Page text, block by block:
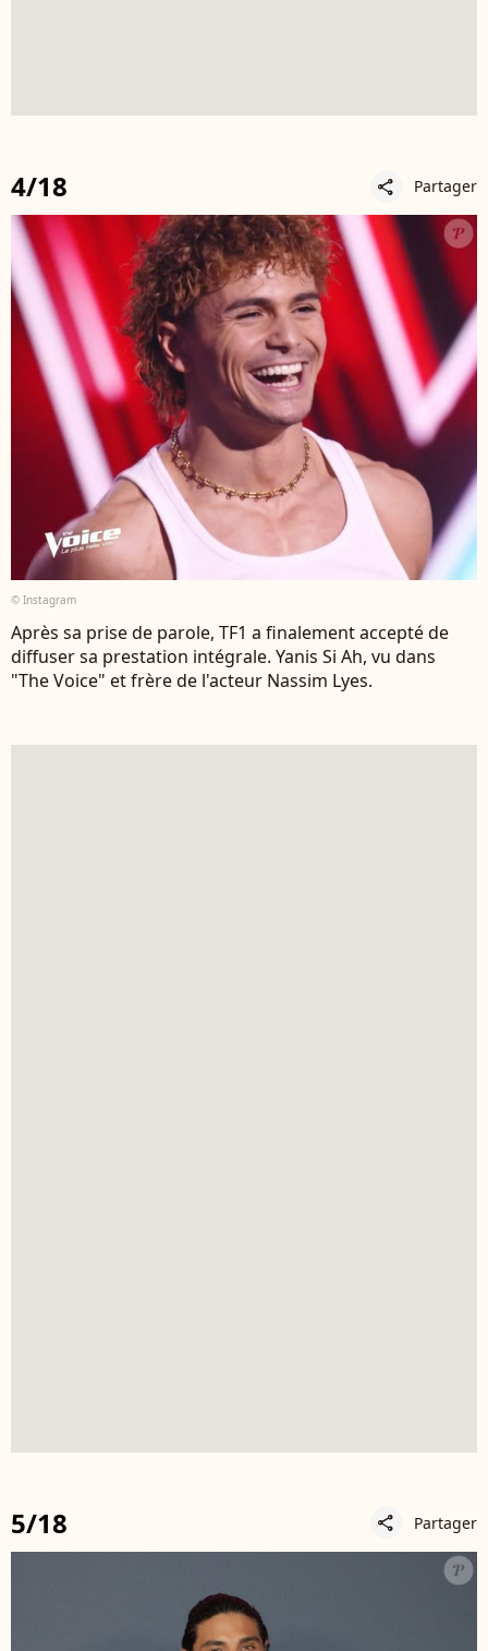
4/18 share Partager
© Instagram
Après sa prise de parole, TF1 a finalement accepté de
diffuser sa prestation intégrale. Yanis Si Ah, vu dans
"The Voice" et frère de l'acteur Nassim Lyes.
5/18 share Partager